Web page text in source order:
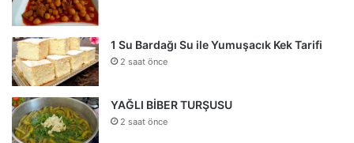
1 Su Bardağı Su ile Yumuşacık Kek Tarifi
2 saat önce
YAĞLI BİBER TURŞUSU
2 saat önce